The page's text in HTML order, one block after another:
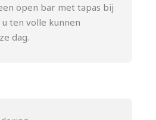
open bar met tapas bij
ten volle kunnen
dag.